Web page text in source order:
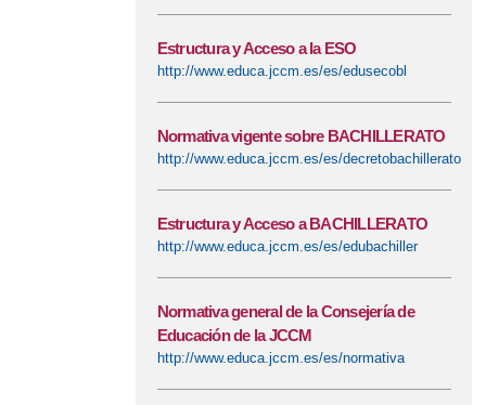
Estructura y Acceso a la ESO
http://www.educa.jccm.es/es/edusecobl
Normativa vigente sobre BACHILLERATO
http://www.educa.jccm.es/es/decretobachillerato
Estructura y Acceso a BACHILLERATO
http://www.educa.jccm.es/es/edubachiller
Normativa general de la Consejería de
Educación de la JCCM
http://www.educa.jccm.es/es/normativa